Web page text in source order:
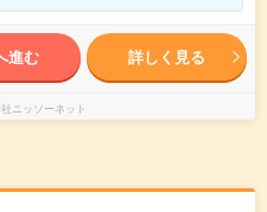
進む 詳しく見る
ニッソーネット